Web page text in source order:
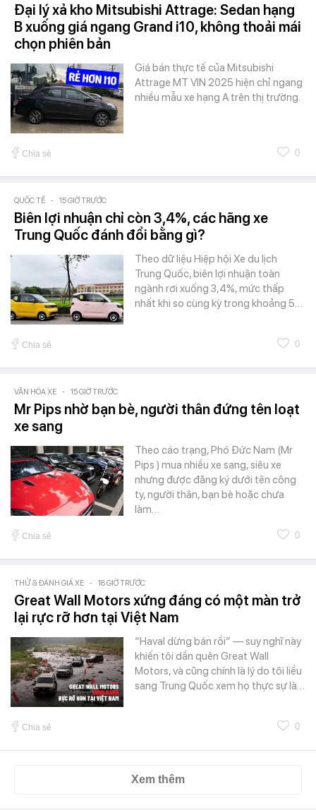
Đại lý xả kho Mitsubishi Attrage: Sedan hạng
B xuống giá ngang Grand i10, không thoải mái
chọn phiên bản
Giá bán thực tế của Mitsubishi
Attrage MT VIN 2025 hiện chỉ ngang
nhiều mẫu xe hạng A trên thị trường.
Chia sẻ 0
QUỐC TẾ - 15 GIỜ TRƯỚC
Biên lợi nhuận chỉ còn 3,4%, các hãng xe
Trung Quốc đánh đổi bằng gì?
Theo dữ liệu Hiệp hội Xe du lịch
Trung Quốc, biên lợi nhuận toàn
ngành rơi xuống 3,4%, mức thấp
nhất khi so cùng kỳ trong khoảng 5…
Chia sẻ 0
VĂN HÓA XE - 15 GIỜ TRƯỚC
Mr Pips nhờ bạn bè, người thân đứng tên loạt
xe sang
Theo cáo trạng, Phó Đức Nam (Mr
Pips ) mua nhiều xe sang, siêu xe
nhưng được đăng ký dưới tên công
ty, người thân, bạn bè hoặc chưa
làm…
Chia sẻ 0
THỬ & ĐÁNH GIÁ XE - 18 GIỜ TRƯỚC
Great Wall Motors xứng đáng có một màn trở
lại rực rỡ hơn tại Việt Nam
“Haval dừng bán rồi” — suy nghĩ này
khiến tôi dần quên Great Wall
Motors, và cũng chính là lý do tôi liều
sang Trung Quốc xem họ thực sự là…
Chia sẻ 0
Xem thêm